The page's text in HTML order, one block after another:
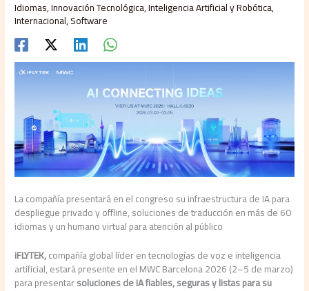
Idiomas,Innovación Tecnológica,Inteligencia Artificial y Robótica,
Internacional,Software
La compañía presentará en el congreso su infraestructura de IA para
despliegue privado y offline, soluciones de traducción en más de 60
idiomas y un humano virtual para atención al público
iFLYTEK,compañía global líder en tecnologías de voz e inteligencia
artificial, estará presente en el MWC Barcelona 2026 (2–5 de marzo)
para presentarsoluciones de IA fiables, seguras y listas para su